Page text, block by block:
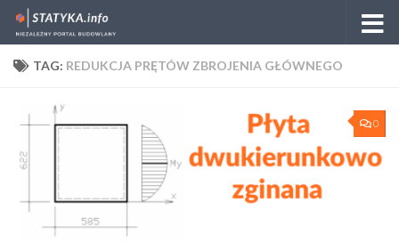
Skip to content
TAG: REDUKCJA PRĘTÓW ZBROJENIA GŁÓWNEGO
0